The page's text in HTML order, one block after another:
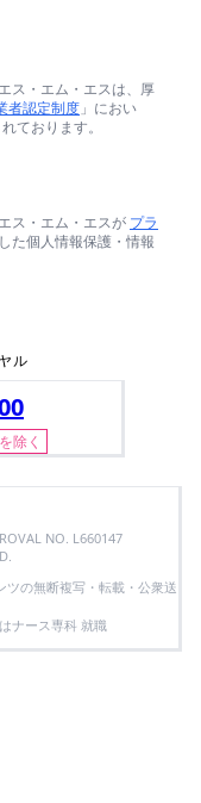
ス・エム・エスは、厚
者認定制度 」におい
ております。
ス・エム・エスが プラ
た個人情報保護・情報
ル
除く
NO. L660147
の無断複写・転載・公衆送
ナース専科 就職